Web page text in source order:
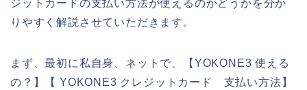
ジットカードの支払い方法が使えるのかどうかを分か
りやすく解説させていただきます。
まず、最初に私自身、ネットで、【YOKONE3 使える
の？】【 YOKONE3 クレジットカード 支払い方法】